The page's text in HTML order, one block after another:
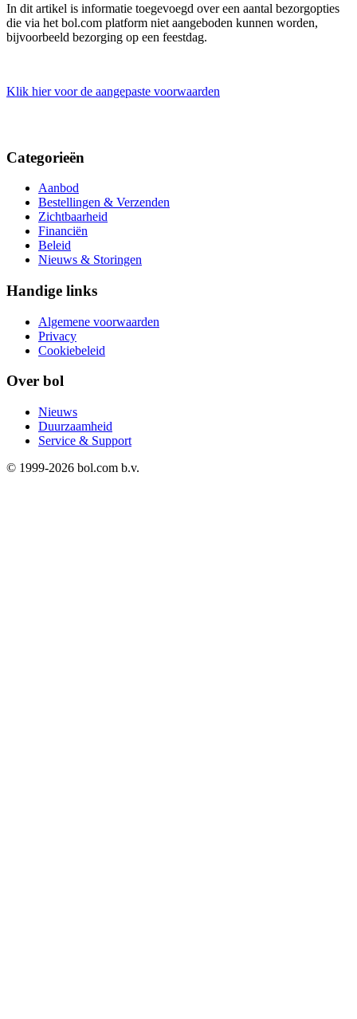
In dit artikel is informatie toegevoegd over een aantal bezorgopties
die via het bol.com platform niet aangeboden kunnen worden,
bijvoorbeeld bezorging op een feestdag.
Klik hier voor de aangepaste voorwaarden
Categorieën
Aanbod
Bestellingen & Verzenden
Zichtbaarheid
Financiën
Beleid
Nieuws & Storingen
Handige links
Algemene voorwaarden
Privacy
Cookiebeleid
Over bol
Nieuws
Duurzaamheid
Service & Support
© 1999-2026 bol.com b.v.